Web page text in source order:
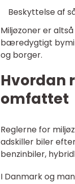
Beskyttelse af
Miljøzoner er
bæredygtigt
og borger.
Hvordan
omfattet
Reglerne for
adskiller biler
benzinbiler,
I Danmark og